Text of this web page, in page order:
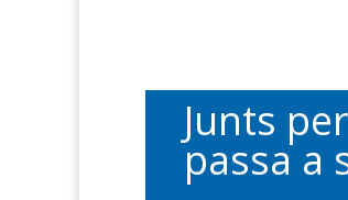
Junts
passa a